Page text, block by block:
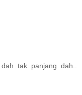
tak panjang dah..